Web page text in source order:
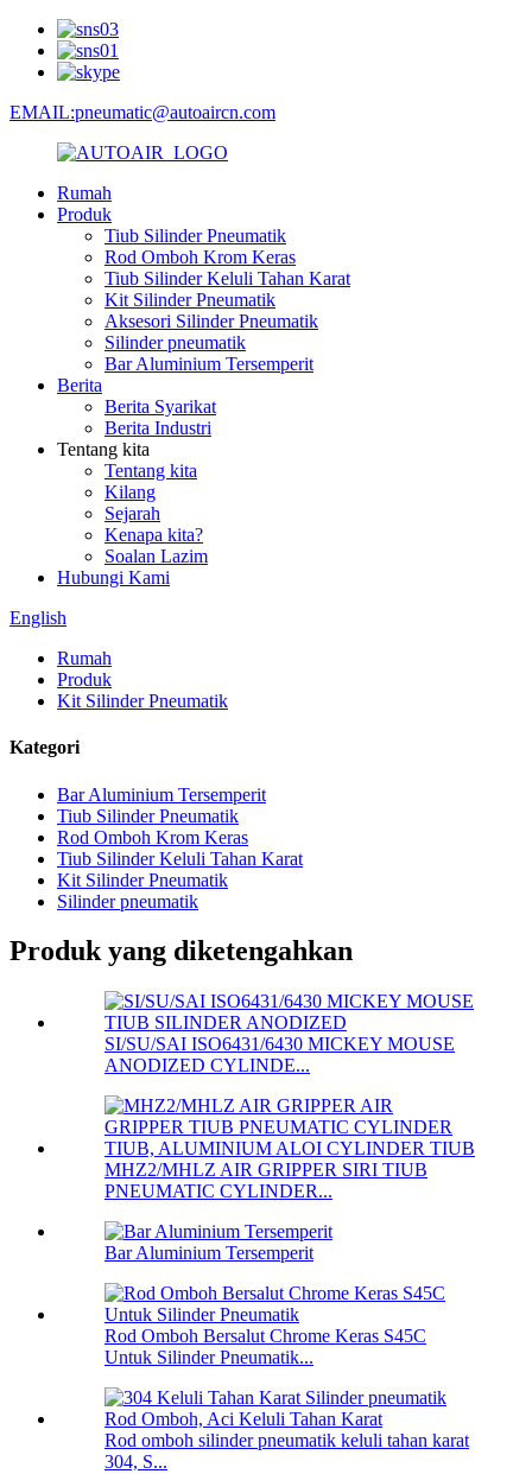
EMAIL:pneumatic@autoaircn.com
Rumah
Produk
Tiub Silinder Pneumatik
Rod Omboh Krom Keras
Tiub Silinder Keluli Tahan Karat
Kit Silinder Pneumatik
Aksesori Silinder Pneumatik
Silinder pneumatik
Bar Aluminium Tersemperit
Berita
Berita Syarikat
Berita Industri
Tentang kita
Tentang kita
Kilang
Sejarah
Kenapa kita?
Soalan Lazim
Hubungi Kami
English
Rumah
Produk
Kit Silinder Pneumatik
Kategori
Bar Aluminium Tersemperit
Tiub Silinder Pneumatik
Rod Omboh Krom Keras
Tiub Silinder Keluli Tahan Karat
Kit Silinder Pneumatik
Silinder pneumatik
Produk yang diketengahkan
SI/SU/SAI ISO6431/6430 MICKEY MOUSE
ANODIZED CYLINDE...
MHZ2/MHLZ AIR GRIPPER SIRI TIUB
PNEUMATIC CYLINDER...
Bar Aluminium Tersemperit
Rod Omboh Bersalut Chrome Keras S45C
Untuk Silinder Pneumatik...
Rod omboh silinder pneumatik keluli tahan karat
304, S...